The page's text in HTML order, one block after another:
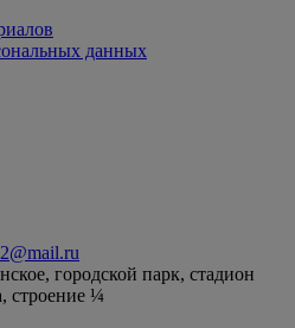
данных
городской парк, стадион
строение ¼